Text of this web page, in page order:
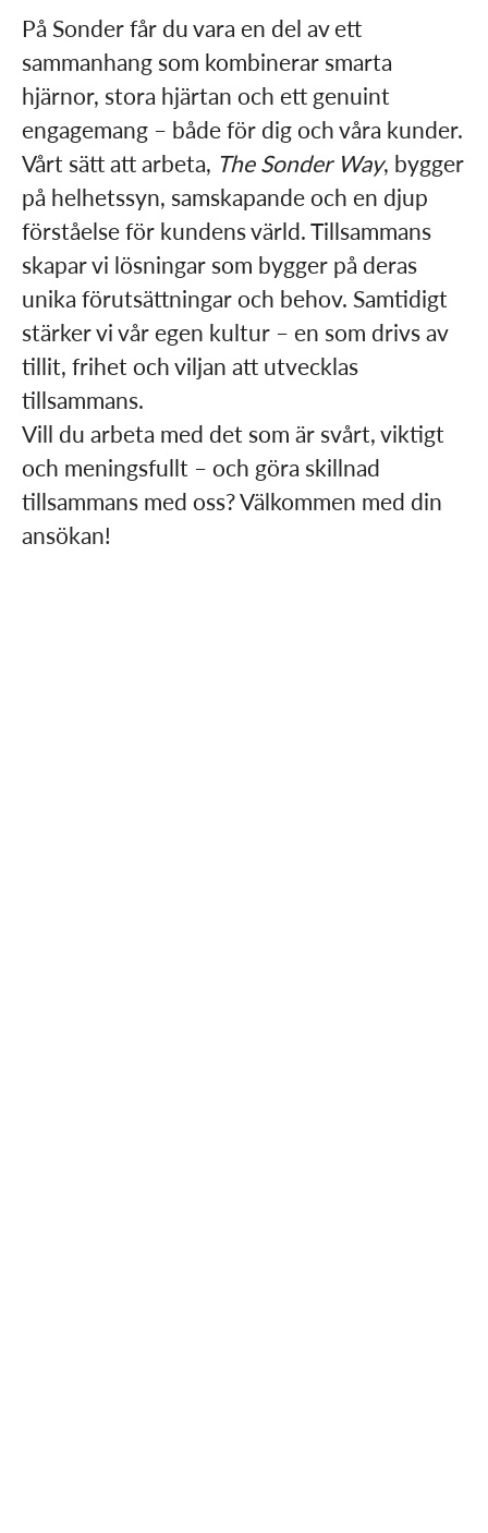
På Sonder får du vara en del av ett
sammanhang som kombinerar smarta
hjärnor, stora hjärtan och ett genuint
engagemang – både för dig och våra kunder.
Vårt sätt att arbeta, The Sonder Way, bygger
på helhetssyn, samskapande och en djup
förståelse för kundens värld. Tillsammans
skapar vi lösningar som bygger på deras
unika förutsättningar och behov. Samtidigt
stärker vi vår egen kultur – en som drivs av
tillit, frihet och viljan att utvecklas
tillsammans.
Vill du arbeta med det som är svårt, viktigt
och meningsfullt – och göra skillnad
tillsammans med oss?Välkommen med din
ansökan!